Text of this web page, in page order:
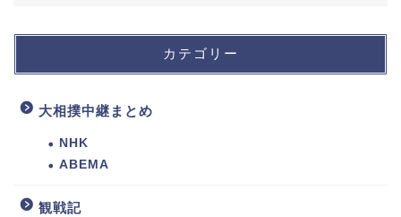
カテゴリー
大相撲中継まとめ
NHK
ABEMA
観戦記